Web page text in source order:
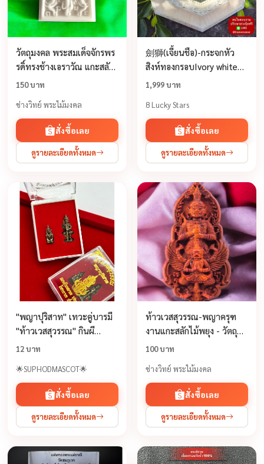
วัตถุมงคล พระสมเด็จจักรพร
รดิ์ทรงช้างเอราวัณ แกะสลัก
จากกระดูกคชสาร
150 บาท
ช่างวิทย์ พระไม้มงคล
สั่งซื้อเลย
ดูรายละเอียดทั้งหมด
劍獅(เจี้ยนชือ)-กระจกหัว
สิงห์ทองกรอบIvory white
กระจกเสือคาบดาบ สิงห์คาบ
1,999 บาท
8 Lucky Stars
สั่งซื้อเลย
ดูรายละเอียดทั้งหมด
"พญาปุริสาท" เทวะคู่บารมี
"ท้าวเวสสุวรรณ" กินผี
บันดาลทรัพย์
12 บาท
🌟SUPHODMASCOT🌟
สั่งซื้อเลย
ดูรายละเอียดทั้งหมด
ท้าวเวสสุวรรณ-พญาครุฑ
งานแกะสลักไม้พยุง - วัตถุ
มงคล
100 บาท
ช่างวิทย์ พระไม้มงคล
สั่งซื้อเลย
ดูรายละเอียดทั้งหมด